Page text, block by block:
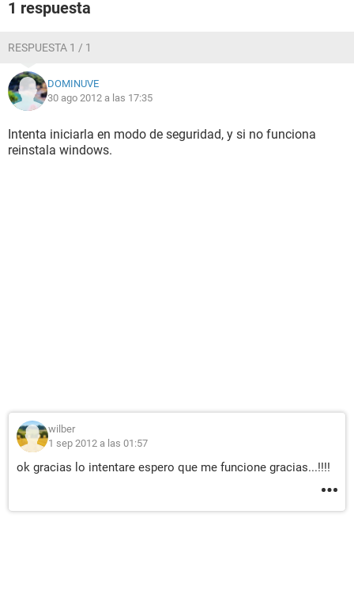
1 respuesta
RESPUESTA 1 / 1
DOMINUVE
30 ago 2012 a las 17:35
Intenta iniciarla en modo de seguridad, y si no funciona
reinstala windows.
wilber
1 sep 2012 a las 01:57
ok gracias lo intentare espero que me funcione gracias...!!!!